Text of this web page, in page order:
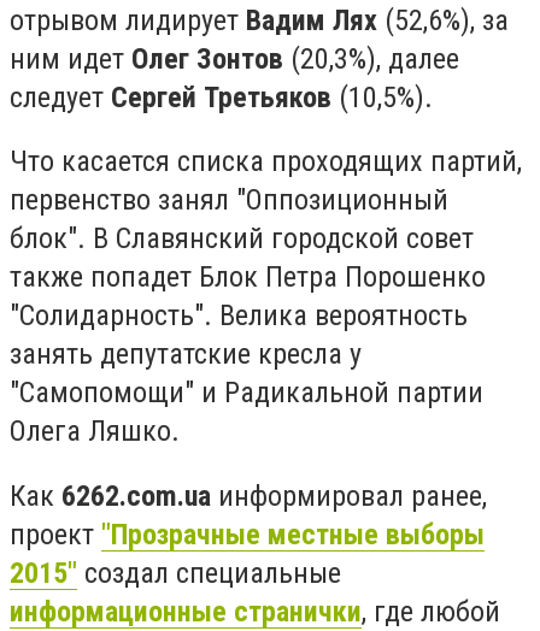
отрывом лидирует Вадим Лях (52,6%), за
ним идет Олег Зонтов (20,3%), далее
следует Сергей Третьяков (10,5%).
Что касается списка проходящих партий,
первенство занял "Оппозиционный
блок". В Славянский городской совет
также попадет Блок Петра Порошенко
"Солидарность". Велика вероятность
занять депутатские кресла у
"Самопомощи" и Радикальной партии
Олега Ляшко.
Как 6262.com.ua информировал ранее,
проект "Прозрачные местные выборы
2015" создал специальные
информационные странички, где любой